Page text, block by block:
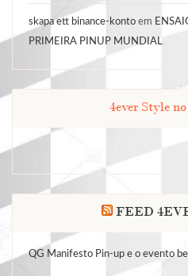
skapa ett binance-konto em
PRIMEIRA PINUP MUNDIAL
4ever Style
FEED
QG Manifesto Pin-up e o evento